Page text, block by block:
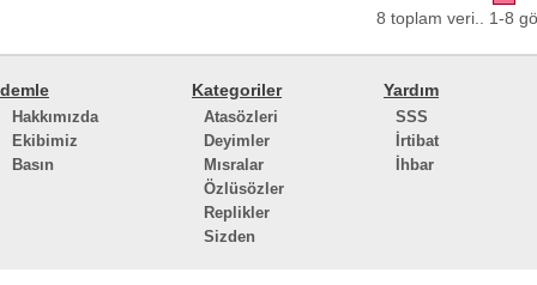
8 toplam veri.. 1-8
demle
Hakkımızda
Ekibimiz
Basın
Kategoriler
Atasözleri
Deyimler
Mısralar
Özlüsözler
Replikler
Sizden
Yardım
SSS
İrtibat
İhbar